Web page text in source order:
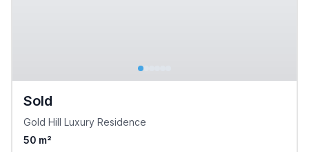
Sold
Gold Hill Luxury Residence
50 m²